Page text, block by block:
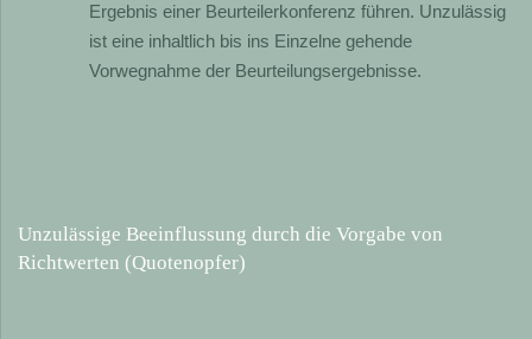
Ergebnis einer Beurteilerkonferenz führen. Unzulässig
ist eine inhaltlich bis ins Einzelne gehende
Vorwegnahme der Beurteilungsergebnisse.
Unzulässige Beeinflussung durch die Vorgabe von
Richtwerten (Quotenopfer)